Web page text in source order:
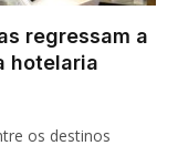
regressam a
hotelaria
os destinos